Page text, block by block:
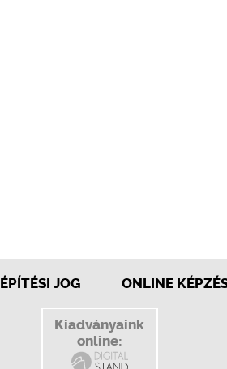
ÉPÍTÉSI JOG ONLINE
Kiadványaink
online: